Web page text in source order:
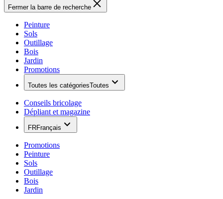
Fermer la barre de recherche
Peinture
Sols
Outillage
Bois
Jardin
Promotions
Toutes les catégoriesToutes
Conseils bricolage
Dépliant et magazine
FRFrançais
Promotions
Peinture
Sols
Outillage
Bois
Jardin